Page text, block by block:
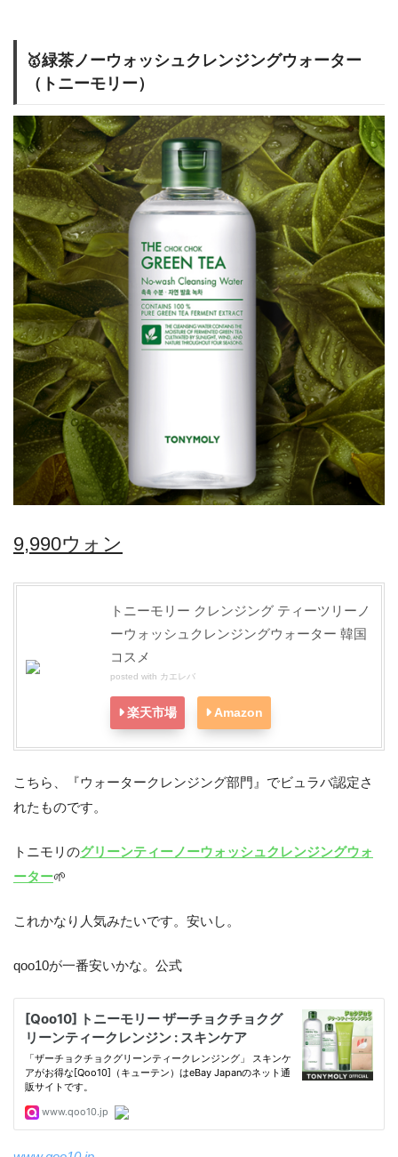
🥇緑茶ノーウォッシュクレンジングウォーター
（トニーモリー）
9,990ウォン
トニーモリー クレンジング ティーツリーノ
ーウォッシュクレンジングウォーター 韓国
コスメ
posted with カエレバ
楽天市場 Amazon
こちら、『ウォータークレンジング部門』でビュラバ認定さ
れたものです。
トニモリのグリーンティーノーウォッシュクレンジングウォ
ーター🌱
これかなり人気みたいです。安いし。
qoo10が一番安いかな。公式